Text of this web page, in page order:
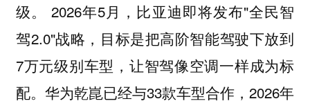
级。
2026年5月，比亚迪即将发布"全民智
驾2.0"战略，目标是把高阶智能驾驶下放到
7万元级别车型，让智驾像空调一样成为标
配。华为乾崑已经与33款车型合作，2026年